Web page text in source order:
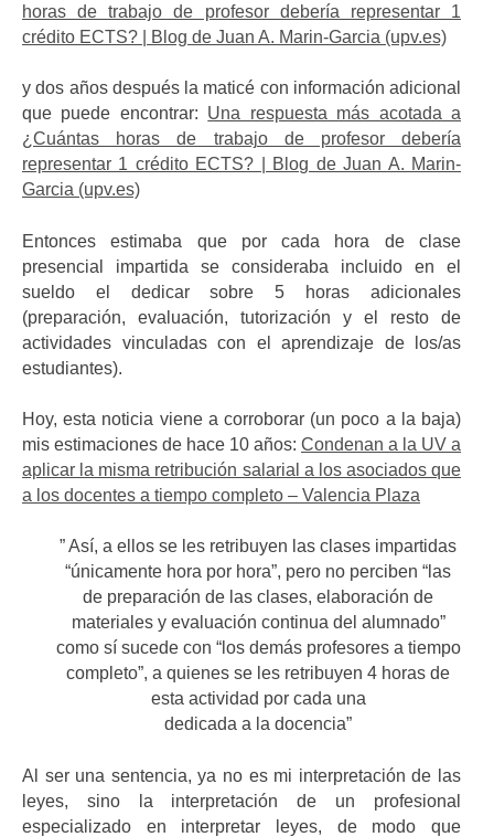
horas de trabajo de profesor debería representar 1
crédito ECTS? | Blog de Juan A. Marin-Garcia (upv.es)
y dos años después la maticé con información adicional
que puede encontrar: Una respuesta más acotada a
¿Cuántas horas de trabajo de profesor debería
representar 1 crédito ECTS? | Blog de Juan A. Marin-
Garcia (upv.es)
Entonces estimaba que por cada hora de clase
presencial impartida se consideraba incluido en el
sueldo el dedicar sobre 5 horas adicionales
(preparación, evaluación, tutorización y el resto de
actividades vinculadas con el aprendizaje de los/as
estudiantes).
Hoy, esta noticia viene a corroborar (un poco a la baja)
mis estimaciones de hace 10 años: Condenan a la UV a
aplicar la misma retribución salarial a los asociados que
a los docentes a tiempo completo – Valencia Plaza
” Así, a ellos se les retribuyen las clases impartidas
“únicamente hora por hora”, pero no perciben “las
de preparación de las clases, elaboración de
materiales y evaluación continua del alumnado”
como sí sucede con “los demás profesores a tiempo
completo”, a quienes se les retribuyen 4 horas de
esta actividad por cada una
dedicada a la docencia”
Al ser una sentencia, ya no es mi interpretación de las
leyes, sino la interpretación de un profesional
especializado en interpretar leyes, de modo que